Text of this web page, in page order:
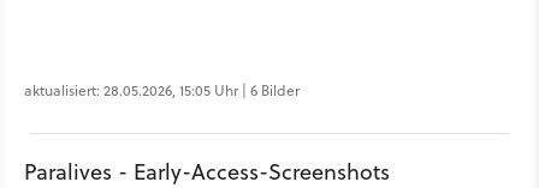
aktualisiert: 28.05.2026, 15:05 Uhr | 6 Bilder
Paralives - Early-Access-Screenshots